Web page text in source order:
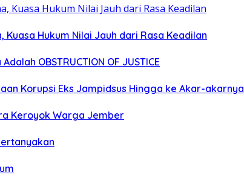
Hukum Nilai Jauh dari Rasa Keadilan
OBSTRUCTION OF JUSTICE
Korupsi Eks Jampidsus Hingga ke Akar-akarnya
Keroyok Warga Jember